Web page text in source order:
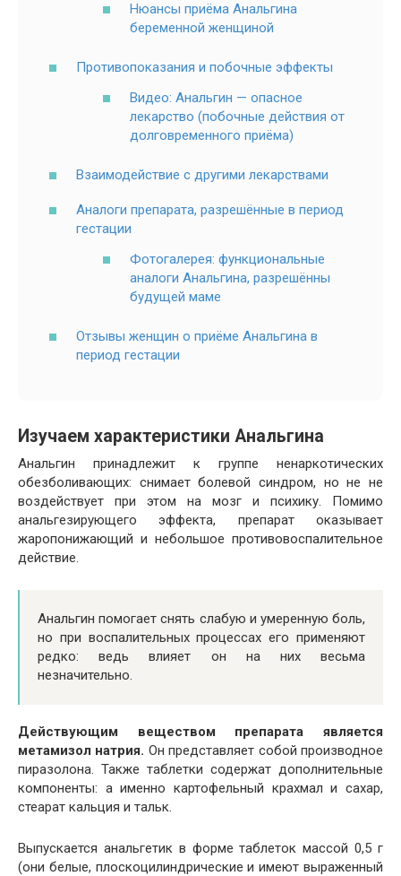
Нюансы приёма Анальгина
беременной женщиной
Противопоказания и побочные эффекты
Видео: Анальгин — опасное
лекарство (побочные действия от
долговременного приёма)
Взаимодействие с другими лекарствами
Аналоги препарата, разрешённые в период
гестации
Фотогалерея: функциональные
аналоги Анальгина, разрешённы
будущей маме
Отзывы женщин о приёме Анальгина в
период гестации
Изучаем характеристики Анальгина
Анальгин принадлежит к группе ненаркотических
обезболивающих: снимает болевой синдром, но не не
воздействует при этом на мозг и психику. Помимо
анальгезирующего эффекта, препарат оказывает
жаропонижающий и небольшое противовоспалительное
действие.
Анальгин помогает снять слабую и умеренную боль,
но при воспалительных процессах его применяют
редко: ведь влияет он на них весьма
незначительно.
Действующим веществом препарата является
метамизол натрия. Он представляет собой производное
пиразолона. Также таблетки содержат дополнительные
компоненты: а именно картофельный крахмал и сахар,
стеарат кальция и тальк.
Выпускается анальгетик в форме таблеток массой 0,5 г
(они белые, плоскоцилиндрические и имеют выраженный